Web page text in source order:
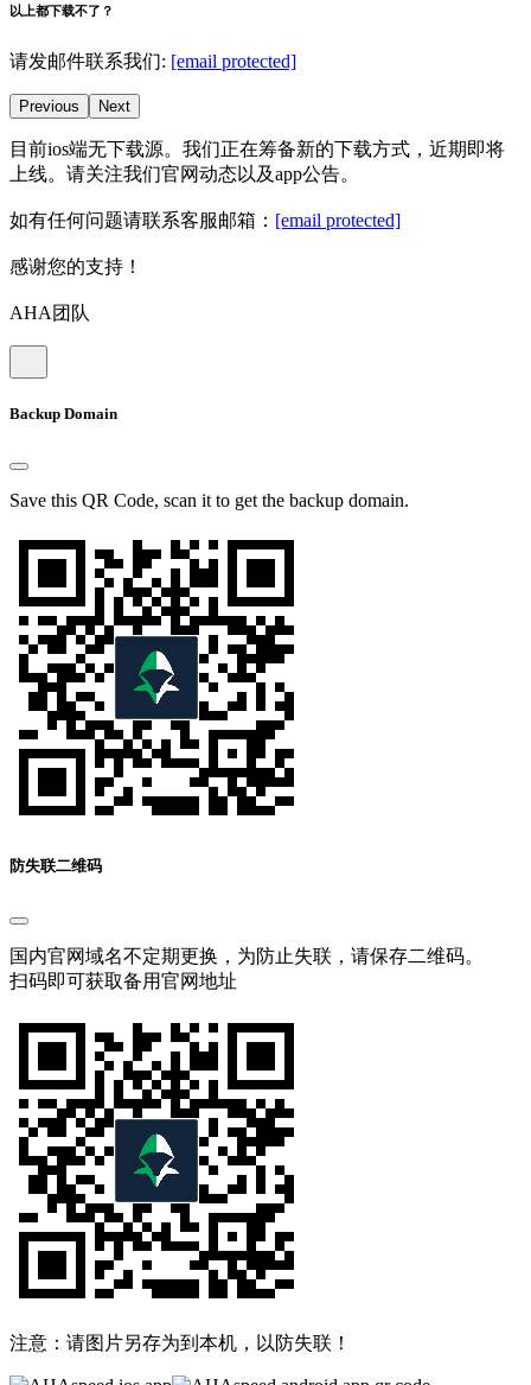
以上都下载不了？
请发邮件联系我们: [email protected]
Previous Next
目前ios端无下载源。我们正在筹备新的下载方式，近期即将
上线。请关注我们官网动态以及app公告。
如有任何问题请联系客服邮箱： [email protected]
感谢您的支持！
AHA团队
Backup Domain
Save this QR Code, scan it to get the backup domain.
防失联二维码
国内官网域名不定期更换，为防止失联，请保存二维码。
扫码即可获取备用官网地址
注意：请图片另存为到本机，以防失联！